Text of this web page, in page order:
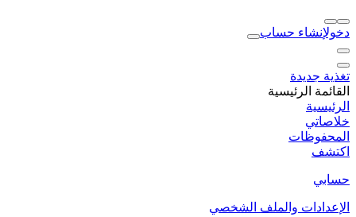
دخولإنشاء حساب
تغذية جديدة
القائمة الرئيسية
الرئيسية
خلاصاتي
المحفوظات
اكتشف
حسابي
الإعدادات والملف الشخصي